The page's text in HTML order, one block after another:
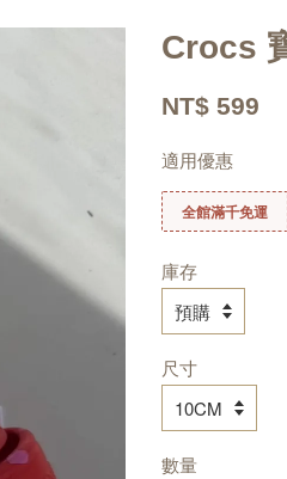
Crocs
NT$ 599
適用優惠
全館滿千免運
庫存
尺寸
數量